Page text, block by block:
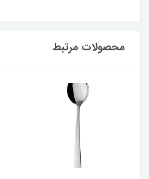
محصولات مرتبط